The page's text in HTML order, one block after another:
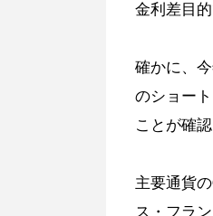
金利差目
確かに、
のショー
ことが確認
主要通貨
ス・フラ